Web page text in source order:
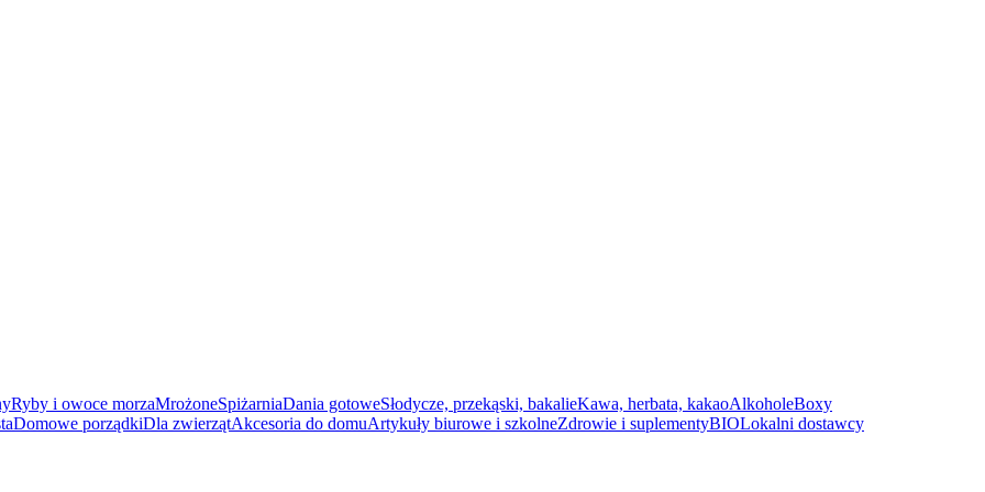
Ryby i owoce morzaMrożoneSpiżarniaDania gotoweSłodycze, przekąski, bakalieKawa, herbata, kakaoAlkoholeBoxy
Domowe porządkiDla zwierzątAkcesoria do domuArtykuły biurowe i szkolneZdrowie i suplementyBIOLokalni dostawcy